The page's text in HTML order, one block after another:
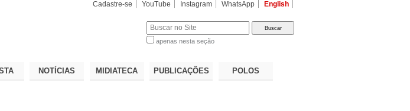
Cadastre-se YouTube Instagram WhatsApp English
apenas nesta seção
NOTÍCIAS MIDIATECA PUBLICAÇÕES POLOS